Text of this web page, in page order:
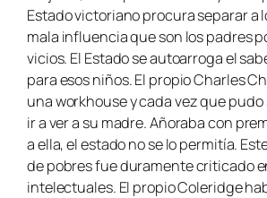
Estado victoriano procura separar a
mala influencia que son los padres
vicios. El Estado se autoarroga el
para esos niños. El propio Charles
una workhouse y cada vez que
ir a ver a su madre. Añoraba con
a ella, el estado no se lo permitía.
de pobres fue duramente criticado
intelectuales. El propio Coleridge